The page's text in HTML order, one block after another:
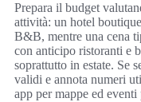
Prepara il budget
attività: un hotel
B&B, mentre una cena
con anticipo ristoranti e
soprattutto in estate. Se
validi e annota numeri
app per mappe ed